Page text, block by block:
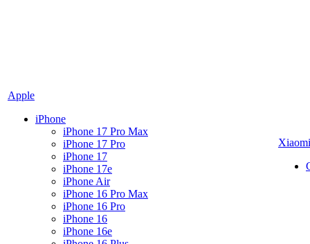
Apple
iPhone
iPhone 17 Pro Max
iPhone 17 Pro
iPhone 17
iPhone 17e
iPhone Air
iPhone 16 Pro Max
iPhone 16 Pro
iPhone 16
iPhone 16e
Xiaomi